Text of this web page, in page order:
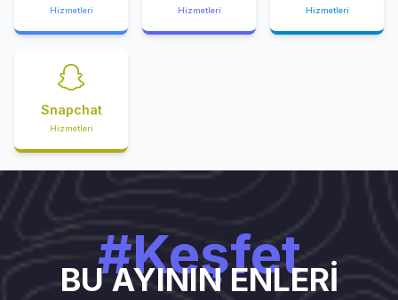
Hizmetleri Hizmetleri Hizmetleri
Snapchat
Hizmetleri
#Keşfet
BU AYININ ENLERİ